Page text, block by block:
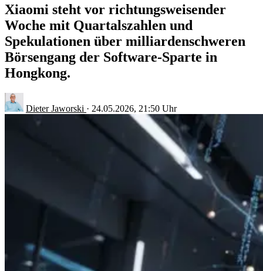
Xiaomi steht vor richtungsweisender
Woche mit Quartalszahlen und
Spekulationen über milliardenschweren
Börsengang der Software-Sparte in
Hongkong.
Dieter Jaworski · 24.05.2026, 21:50 Uhr